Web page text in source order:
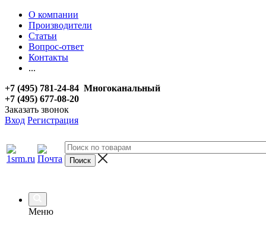
О компании
Производители
Статьи
Вопрос-ответ
Контакты
...
+7 (495) 781-24-84 Многоканальный
+7 (495) 677-08-20
Заказать звонок
Вход Регистрация
Меню